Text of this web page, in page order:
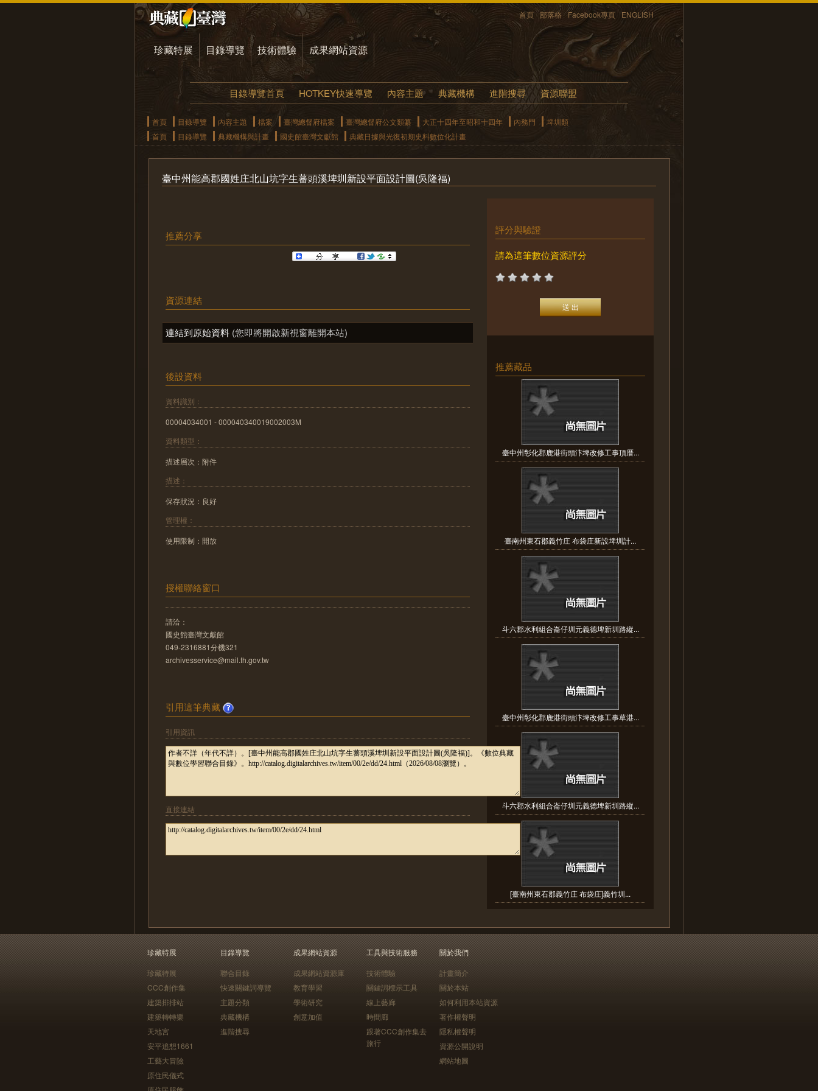
首頁 部落格 Facebook專頁 ENGLISH
珍藏特展 目錄導覽 技術體驗 成果網站資源
目錄導覽首頁 HOTKEY快速導覽 內容主題 典藏機構 進階搜尋 資源聯盟
首頁 目錄導覽 內容主題 檔案 臺灣總督府檔案 臺灣總督府公文類纂 大正十四年至昭和十四年 內務門
埤圳類
首頁
目錄導覽 典藏機構與計畫 國史館臺灣文獻館 典藏日據與光復初期史料數位化計畫
臺中州能高郡國姓庄北山坑字生蕃頭溪埤圳新設平面設計圖(吳隆福)
推薦分享
資源連結
連結到原始資料 (您即將開啟新視窗離開本站)
後設資料
資料識別：
00004034001 - 000040340019002003M
資料類型：
描述層次：附件
描述：
保存狀況：良好
管理權：
使用限制：開放
授權聯絡窗口
請洽：
國史館臺灣文獻館
049-2316881分機321
archivesservice@mail.th.gov.tw
引用這筆典藏
引用資訊
直接連結
評分與驗證
請為這筆數位資源評分
推薦藏品
臺中州彰化郡鹿港街頭汴埤改修工事頂厝...
臺南州東石郡義竹庄 布袋庄新設埤圳計...
斗六郡水利組合崙仔圳元義德埤新圳路縱...
臺中州彰化郡鹿港街頭汴埤改修工事草港...
斗六郡水利組合崙仔圳元義德埤新圳路縱...
[臺南州東石郡義竹庄 布袋庄]義竹圳...
珍藏特展
珍藏特展
CCC創作集
建築排排站
建築轉轉樂
天地宮
安平追想1661
工藝大冒險
原住民儀式
目錄導覽
聯合目錄
快速關鍵詞導覽
主題分類
典藏機構
進階搜尋
成果網站資源
成果網站資源庫
教育學習
學術研究
創意加值
工具與技術服務
技術體驗
關鍵詞標示工具
線上藝廊
時間廊
跟著CCC創作集去
旅行
關於我們
計畫簡介
關於本站
如何利用本站資源
著作權聲明
隱私權聲明
資源公開說明
網站地圖